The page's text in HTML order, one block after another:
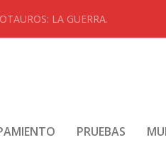
LA GUERRA.
PRUEBAS